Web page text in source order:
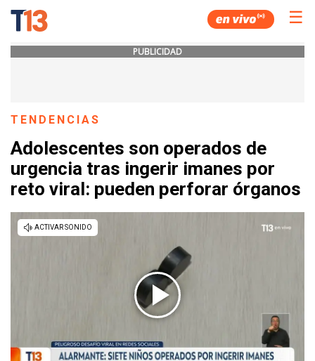
☰
PUBLICIDAD
TENDENCIAS
Adolescentes son operados de
urgencia tras ingerir imanes por
reto viral: pueden perforar órganos